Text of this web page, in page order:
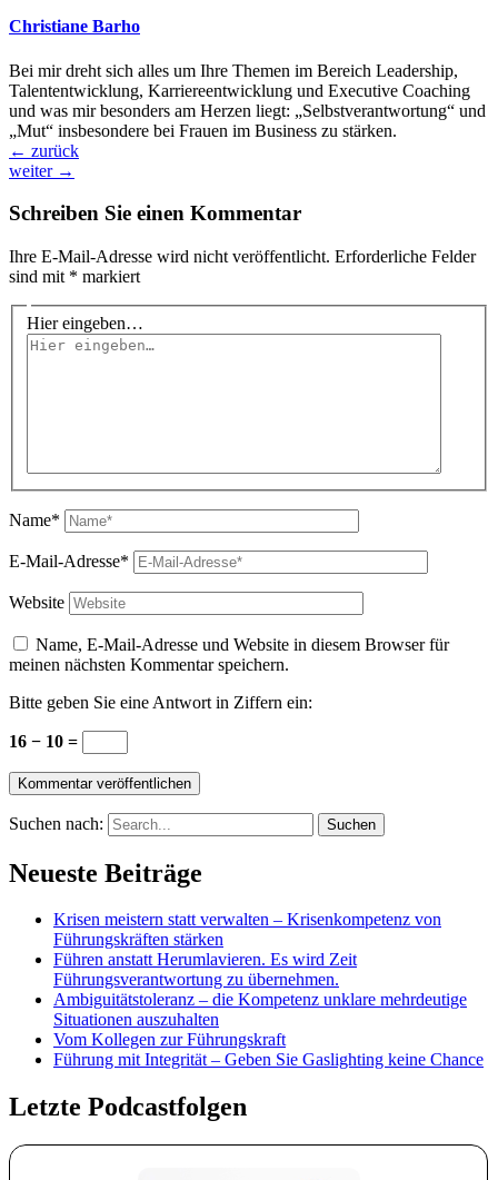
Christiane Barho
Bei mir dreht sich alles um Ihre Themen im Bereich Leadership,
Talententwicklung, Karriereentwicklung und Executive Coaching
und was mir besonders am Herzen liegt: „Selbstverantwortung“ und
„Mut“ insbesondere bei Frauen im Business zu stärken.
← zurück
weiter →
Schreiben Sie einen Kommentar
Ihre E-Mail-Adresse wird nicht veröffentlicht. Erforderliche Felder
sind mit * markiert
Hier eingeben…
Name*
E-Mail-Adresse*
Website
Name, E-Mail-Adresse und Website in diesem Browser für
meinen nächsten Kommentar speichern.
Bitte geben Sie eine Antwort in Ziffern ein:
16 − 10 =
Suchen nach:
Neueste Beiträge
Krisen meistern statt verwalten – Krisenkompetenz von
Führungskräften stärken
Führen anstatt Herumlavieren. Es wird Zeit
Führungsverantwortung zu übernehmen.
Ambiguitätstoleranz – die Kompetenz unklare mehrdeutige
Situationen auszuhalten
Vom Kollegen zur Führungskraft
Führung mit Integrität – Geben Sie Gaslighting keine Chance
Letzte Podcastfolgen